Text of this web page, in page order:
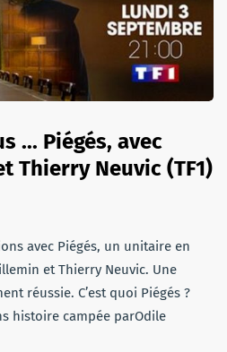
... Piégés, avec
Thierry Neuvic (TF1)
avec Piégés, un unitaire en
et Thierry Neuvic. Une
réussie. C’est quoi Piégés ?
histoire campée parOdile